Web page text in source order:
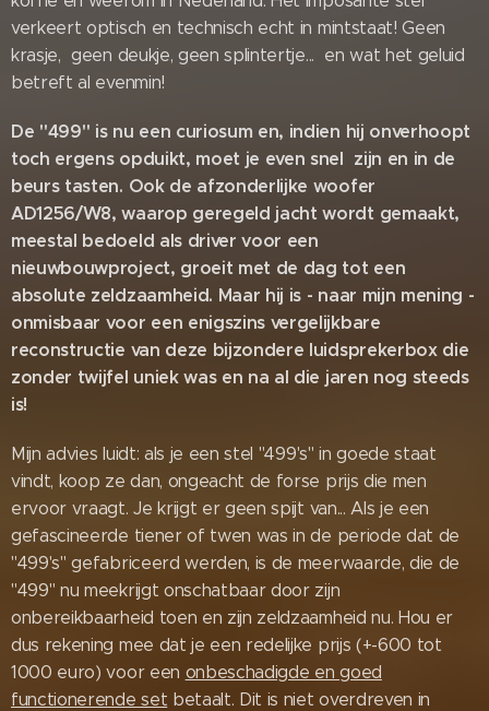
verkeert optisch en technisch echt in mintstaat! Geen
krasje, geen deukje, geen splintertje... en wat het geluid
betreft al evenmin!
De "499" is nu een curiosum en, indien hij onverhoopt
toch ergens opduikt, moet je even snel zijn en in de
beurs tasten. Ook de afzonderlijke woofer
AD1256/W8, waarop geregeld jacht wordt gemaakt,
meestal bedoeld als driver voor een
nieuwbouwproject, groeit met de dag tot een
absolute zeldzaamheid. Maar hij is - naar mijn mening -
onmisbaar voor een enigszins vergelijkbare
reconstructie van deze bijzondere luidsprekerbox die
zonder twijfel uniek was en na al die jaren nog steeds
is!
Mijn advies luidt: als je een stel "499's" in goede staat
vindt, koop ze dan, ongeacht de forse prijs die men
ervoor vraagt. Je krijgt er geen spijt van... Als je een
gefascineerde tiener of twen was in de periode dat de
"499's" gefabriceerd werden, is de meerwaarde, die de
"499" nu meekrijgt onschatbaar door zijn
onbereikbaarheid toen en zijn zeldzaamheid nu. Hou er
dus rekening mee dat je een redelijke prijs (+-600 tot
1000 euro) voor een onbeschadigde en goed
functionerende set betaalt. Dit is niet overdreven in